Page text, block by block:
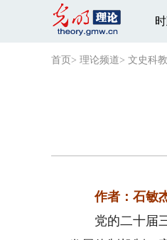
首页 > 理论频道> 文史科教
作者：石敏杰
党的二十届三